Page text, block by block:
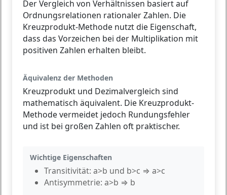
DerVergleich von Verhältnissen basiert auf
Ordnungsrelationen rationaler Zahlen. Die
Kreuzprodukt-Methode nutzt die Eigenschaft,
dass das Vorzeichen bei der Multiplikation mit
positiven Zahlen erhalten bleibt.
Äquivalenz der Methoden
Kreuzprodukt und Dezimalvergleich sind
mathematisch äquivalent. Die Kreuzprodukt-
Methode vermeidet jedoch Rundungsfehler
und ist bei großen Zahlen oft praktischer.
Wichtige Eigenschaften
Transitivität: a>b und b>c ⇒ a>c
Antisymmetrie: a>b ⇒ b